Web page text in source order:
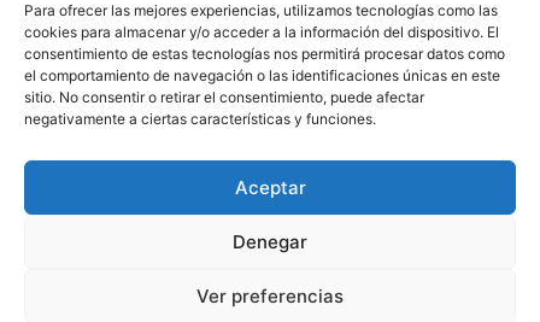
Para ofrecer las mejores experiencias, utilizamos tecnologías como las
cookies para almacenar y/o acceder a la información del dispositivo. El
consentimiento de estas tecnologías nos permitirá procesar datos como
el comportamiento de navegación o las identificaciones únicas en este
sitio. No consentir o retirar el consentimiento, puede afectar
negativamente a ciertas características y funciones.
Aceptar
Denegar
Ver preferencias
Formación
Todos los cursos
Certificados de profesionalidad
Informática
Idiomas
Privacidad
Aviso legal
Política de privacidad
Política de calidad
Política de SGSI
Política de cookies